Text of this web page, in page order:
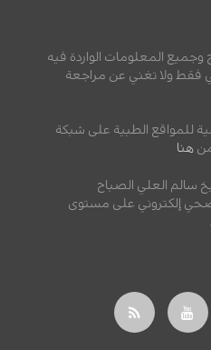
وجميع المعلومات الواردة فيه
ولا تغني عن مراجعة
للمواقع الطبية على شبكة
هنا
سالم العلي الصباح
إلكتروني على مستوى